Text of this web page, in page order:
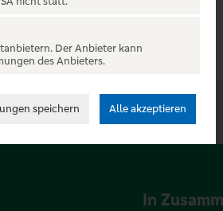
In
Der Anbieter kann
des Anbieters.
speichern Alle akzeptieren